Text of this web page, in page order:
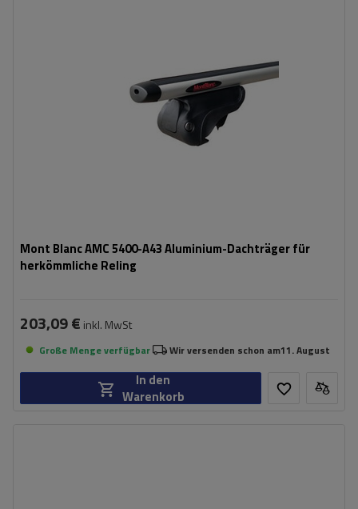
Mont Blanc AMC 5400-A43 Aluminium-Dachträger für
herkömmliche Reling
203,09 € inkl. MwSt
Große Menge verfügbar Wir versenden schon am11. August
In den
Warenkorb